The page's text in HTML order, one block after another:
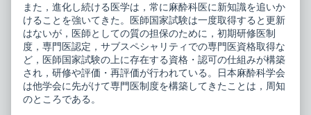
また，進化し続ける医学は，常に麻酔科医に新知識を追いか
けることを強いてきた。医師国家試験は一度取得すると更新
はないが，医師としての質の担保のために，初期研修医制
度，専門医認定，サブスペシャリティでの専門医資格取得な
ど，医師国家試験の上に存在する資格・認可の仕組みが構築
され，研修や評価・再評価が行われている。日本麻酔科学会
は他学会に先がけて専門医制度を構築してきたことは，周知
のところである。